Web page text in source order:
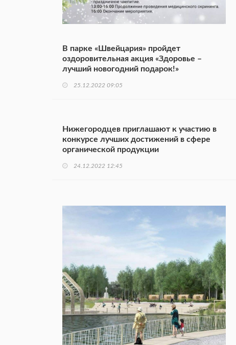
В парке «Швейцария» пройдет
оздоровительная акция «Здоровье –
лучший новогодний подарок!»
25.12.2022 09:05
Нижегородцев приглашают к участию в
конкурсе лучших достижений в сфере
органической продукции
24.12.2022 12:45